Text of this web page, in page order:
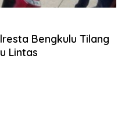
Bengkulu Tilang
Lintas